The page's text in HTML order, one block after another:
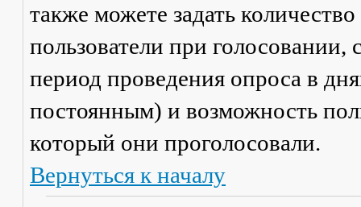
также можете задать
пользователи при
период проведения опроса в
постоянным) и возможность
который они проголосовали.
Вернуться к началу